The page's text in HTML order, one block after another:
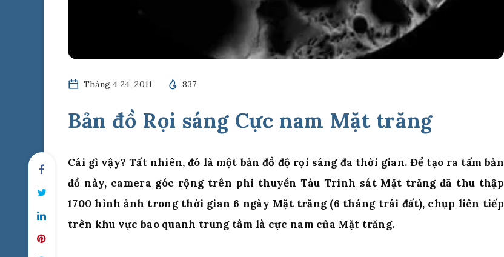
Tháng 4 24, 2011 837
Bản đồ Rọi sáng Cực nam Mặt trăng
Cái gì vậy? Tất nhiên, đó là một bản đồ độ rọi sáng đa thời gian. Để tạo ra tấm bản
đồ này, camera góc rộng trên phi thuyền Tàu Trinh sát Mặt trăng đã thu thập
1700 hình ảnh trong thời gian 6 ngày Mặt trăng (6 tháng trái đất), chụp liên tiếp
trên khu vực bao quanh trung tâm là cực nam của Mặt trăng.